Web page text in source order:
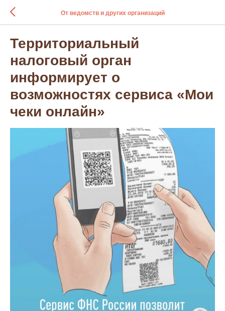
От ведомств и других организаций
Территориальный
налоговый орган
информирует о
возможностях сервиса «Мои
чеки онлайн»